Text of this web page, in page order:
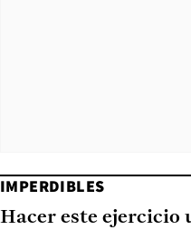
IMPERDIBLES
Hacer este ejercicio